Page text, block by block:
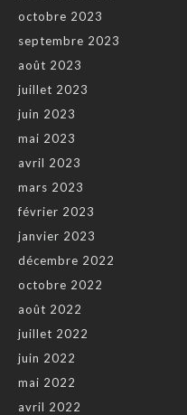
octobre 2023
septembre 2023
août 2023
juillet 2023
juin 2023
mai 2023
avril 2023
mars 2023
février 2023
janvier 2023
décembre 2022
octobre 2022
août 2022
juillet 2022
juin 2022
mai 2022
avril 2022